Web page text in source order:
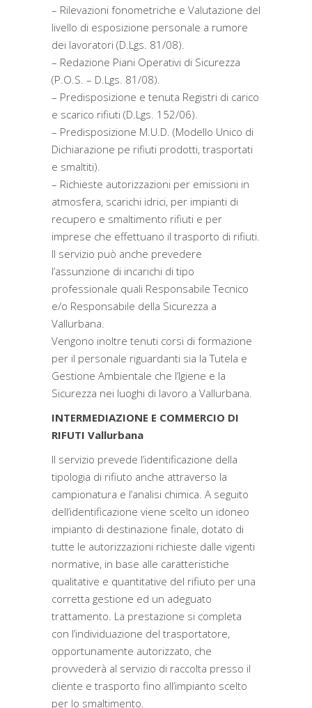
– Rilevazioni fonometriche e Valutazione del
livello di esposizione personale a rumore
dei lavoratori (D.Lgs. 81/08).
– Redazione Piani Operativi di Sicurezza
(P.O.S. – D.Lgs. 81/08).
– Predisposizione e tenuta Registri di carico
e scarico rifiuti (D.Lgs. 152/06).
– Predisposizione M.U.D. (Modello Unico di
Dichiarazione pe rifiuti prodotti, trasportati
e smaltiti).
– Richieste autorizzazioni per emissioni in
atmosfera, scarichi idrici, per impianti di
recupero e smaltimento rifiuti e per
imprese che effettuano il trasporto di rifiuti.
Il servizio può anche prevedere
l’assunzione di incarichi di tipo
professionale quali Responsabile Tecnico
e/o Responsabile della Sicurezza a
Vallurbana.
Vengono inoltre tenuti corsi di formazione
per il personale riguardanti sia la Tutela e
Gestione Ambientale che l’Igiene e la
Sicurezza nei luoghi di lavoro a Vallurbana.
INTERMEDIAZIONE E COMMERCIO DI
RIFUTI Vallurbana
Il servizio prevede l’identificazione della
tipologia di rifiuto anche attraverso la
campionatura e l’analisi chimica. A seguito
dell’identificazione viene scelto un idoneo
impianto di destinazione finale, dotato di
tutte le autorizzazioni richieste dalle vigenti
normative, in base alle caratteristiche
qualitative e quantitative del rifiuto per una
corretta gestione ed un adeguato
trattamento. La prestazione si completa
con l’individuazione del trasportatore,
opportunamente autorizzato, che
provvederà al servizio di raccolta presso il
cliente e trasporto fino all’impianto scelto
per lo smaltimento.